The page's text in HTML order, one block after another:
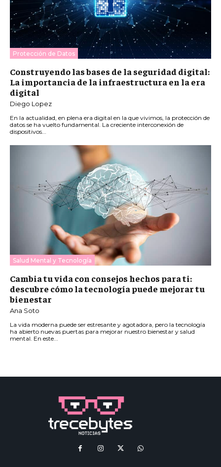
Protección de Datos
Construyendo las bases de la seguridad digital:
La importancia de la infraestructura en la era
digital
Diego Lopez
En la actualidad, en plena era digital en la que vivimos, la protección de
datos se ha vuelto fundamental. La creciente interconexión de
dispositivos...
Salud Mental y Tecnología
Cambia tu vida con consejos hechos para ti:
descubre cómo la tecnología puede mejorar tu
bienestar
Ana Soto
La vida moderna puede ser estresante y agotadora, pero la tecnología
ha abierto nuevas puertas para mejorar nuestro bienestar y salud
mental. En este...